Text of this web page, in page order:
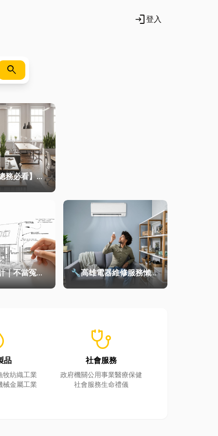
login登入
search
務必看】辦
效能職
、系統屏
鍵！
｜不當冤大
該如何聰明
🔧高雄電器維修服務懶人
包｜冷氣、冰箱、洗衣機
品
牧紡織工業
械金屬工業
stethoscope
社會服務
政府機關公用事業醫療保健
社會服務生命禮儀